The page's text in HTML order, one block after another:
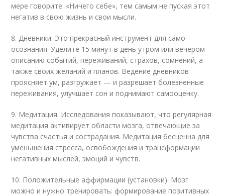
мере говорите: «Ничего себе», тем самым не пуская этот
негатив в свою жизнь и свои мысли.
8. Дневники. Это прекрасный инструмент для само-
осознания. Уделите 15 минут в день утром или вечером
описанию событий, переживаний, страхов, сомнений, а
также своих желаний и планов. Ведение дневников
проясняет ум, разгружает — и разрешает болезненные
переживания, улучшает сон и поднимают самооценку.
9. Медитация. Исследования показывают, что регулярная
медитация активирует области мозга, отвечающие за
чувства счастья и сострадания. Медитация бесценна для
уменьшения стресса, освобождения и трансформации
негативных мыслей, эмоций и чувств.
10. Положительные аффирмации (установки). Мозг
можно и нужно тренировать: формирование позитивных